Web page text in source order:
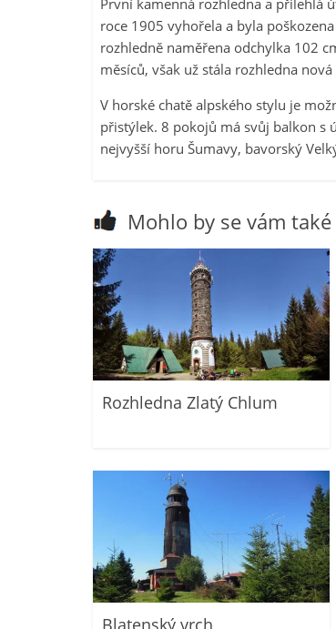
První kamenná rozhledna a přilehlá
roce 1905 vyhořela a byla
rozhledně naměřena odchylka 102
měsíců, však už stála rozhledna
V horské chatě alpského stylu je
přistýlek. 8 pokojů má svůj balkon s
nejvyšší horu Šumavy, bavorský
Mohlo by se vám
Rozhledna Zlatý Chlum
Blatenský vrch